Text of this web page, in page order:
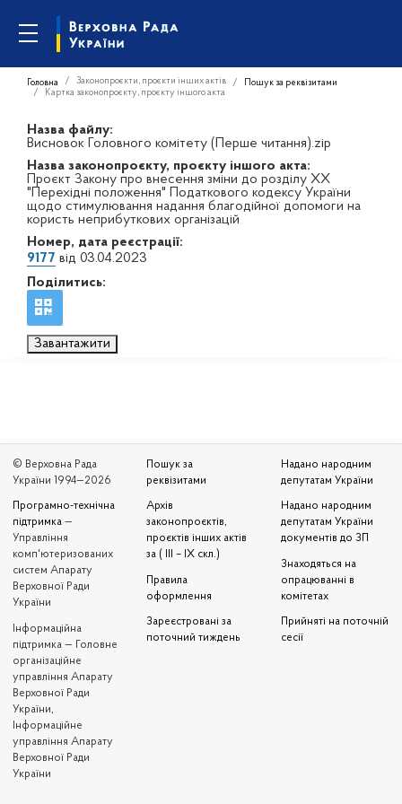
Головна Законопроєкти, проєкти інших актів
Пошук за реквізитами
Картка законопроєкту, проєкту іншого акта
Назва файлу:
Висновок Головного комітету (Перше читання).zip
Назва законопроєкту, проєкту іншого акта:
Проєкт Закону про внесення зміни до розділу XX
"Перехідні положення" Податкового кодексу України
щодо стимулювання надання благодійної допомоги на
користь неприбуткових організацій
Номер, дата реєстрації:
9177 від 03.04.2023
Поділитись:
Завантажити
© Верховна Рада
України 1994—2026
Програмно-технічна
підтримка —
Управління
комп'ютеризованих
систем Апарату
Верховної Ради
України
Iнформаційна
підтримка — Головне
організаційне
управління Апарату
Верховної Ради
України,
Інформаційне
управління Апарату
Верховної Ради
України
Пошук за
реквізитами
Архів
законопроєктів,
проєктів інших актів
за ( III – IX скл.)
Правила
оформлення
Зареєстровані за
поточний тиждень
Надано народним
депутатам України
Надано народним
депутатам України
документів до ЗП
Знаходяться на
опрацюванні в
комітетах
Прийняті на поточній
сесії